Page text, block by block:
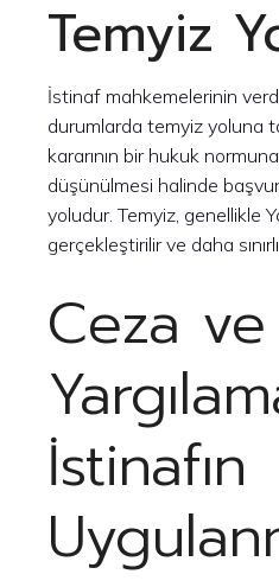
Temyiz
İstinaf mahkemelerinin
durumlarda temyiz yoluna
kararının bir hukuk
düşünülmesi halinde
yoludur. Temyiz, genellikle
gerçekleştirilir ve daha
Ceza
İstinafın